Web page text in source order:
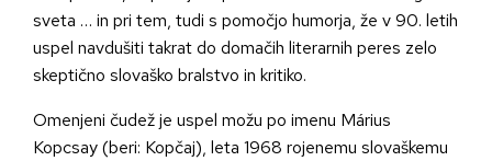
sveta … in pri tem, tudi s pomočjo humorja, že v 90. letih
uspel navdušiti takrat do domačih literarnih peres zelo
skeptično slovaško bralstvo in kritiko.
Omenjeni čudež je uspel možu po imenu Márius
Kopcsay (beri: Kopčaj), leta 1968 rojenemu slovaškemu